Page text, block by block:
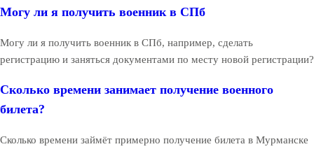
Могу ли я получить военник в СПб
Могу ли я получить военник в СПб, например, сделать
регистрацию и заняться документами по месту новой регистрации?
Сколько времени занимает получение военного
билета?
Сколько времени займёт примерно получение билета в Мурманске